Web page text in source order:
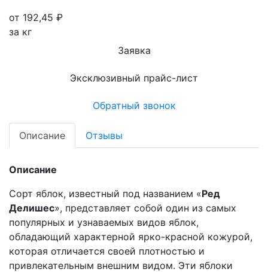
от 192,45 ₽
за кг
Заявка
Эксклюзивный прайс-лист
Обратный звонок
Описание Отзывы
Описание
Сорт яблок, известный под названием «Ред
Делишес», представляет собой один из самых
популярных и узнаваемых видов яблок,
обладающий характерной ярко-красной кожурой,
которая отличается своей плотностью и
привлекательным внешним видом. Эти яблоки